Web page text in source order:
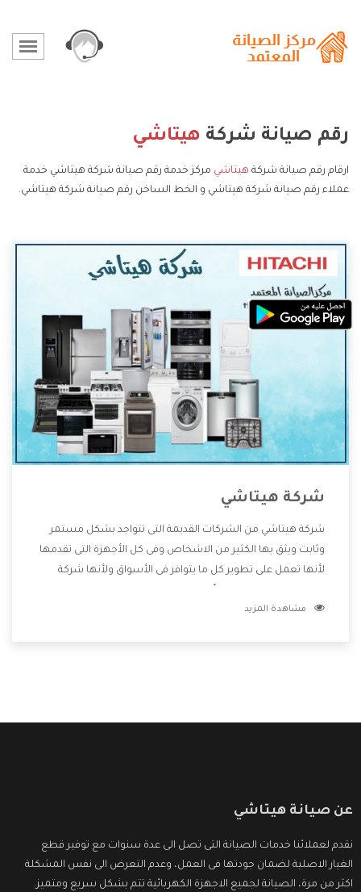
رقم صيانة شركة هيتاشي
ارقام رقم صيانة شركة هيتاشي مركز خدمة رقم صيانة شركة هيتاشي خدمة
عملاء رقم صيانة شركة هيتاشي و الخط الساخن رقم صيانة شركة هيتاشي.
شركة هيتاشي
شركة هيتاشي من الشركات القديمة التى تتواجد بشكل مستمر
وثابت ويثق بها الكثير من الاشخاص وفى كل الأجهزة التى تقدمها
لأنها تعمل على تطوير كل ما يتوافر فى الأسواق ولأنها شركة
وتقدم للعملاء أقوى العروض والخصومات التى تسهل على
مشاهدة المزيد
عن صيانة هيتاشي
نقدم لعملائنا خدمات الصيانة التى تصل الى عدة سنوات مع توفير قطع
الغيار الاصلية لضمان جودتها فى العمل، وعدم التعرض الى نفس المشكلة
اكثر من مرة، الصيانة لجميع الاجهزة الكهربائية تتم بشكل سريع ومتميز.